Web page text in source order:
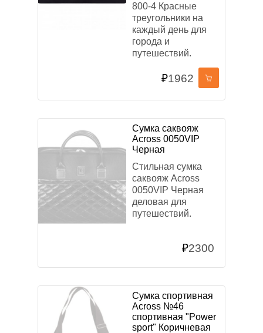
800-4 Красные
треугольники на
каждый день для
города и
путешествий.
₽1962
Сумка саквояж
Across 0050VIP
Черная
Стильная сумка
саквояж Across
0050VIP Черная
деловая для
путешествий.
₽2300
Сумка спортивная
Across №46
спортивная "Power
sport" Коричневая